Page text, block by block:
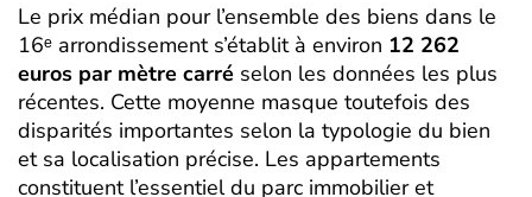
Le prix médian pour l’ensemble des biens dans le
16ᵉ arrondissement s’établit à environ 12 262
euros par mètre carré selon les données les plus
récentes. Cette moyenne masque toutefois des
disparités importantes selon la typologie du bien
et sa localisation précise. Les appartements
constituent l’essentiel du parc immobilier et